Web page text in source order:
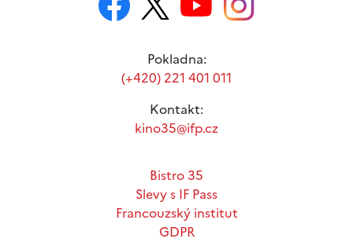
Pokladna:
(+420) 221 401 011
Kontakt:
kino35@ifp.cz
Bistro 35
Slevy s IF Pass
Francouzský institut
GDPR